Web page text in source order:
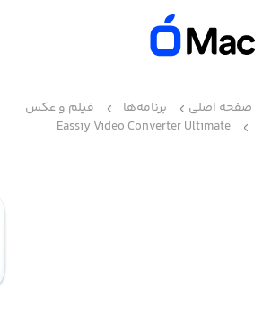
صفحه اصلی برنامه‌ها
فیلم و عکس
Eassiy Video Converter Ultimate